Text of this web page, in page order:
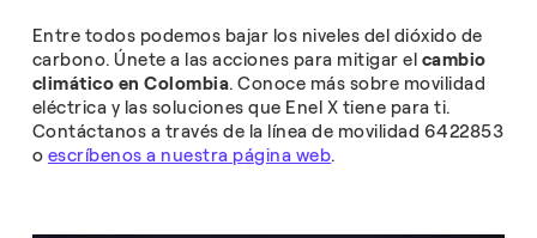
Entre todos podemos bajar los niveles del dióxido de
carbono. Únete a las acciones para mitigar el cambio
climático en Colombia. Conoce más sobre movilidad
eléctrica y las soluciones que Enel X tiene para ti.
Contáctanos a través de la línea de movilidad 6422853
o escríbenos a nuestra página web.